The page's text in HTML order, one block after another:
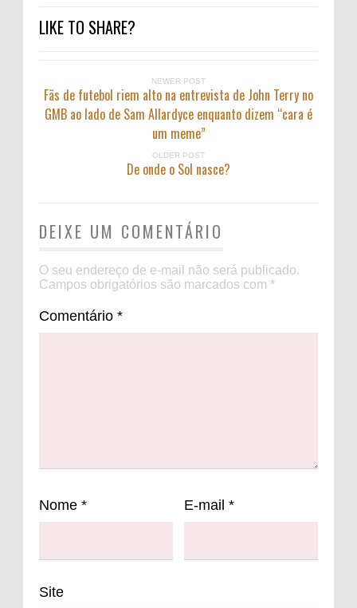
LIKE TO SHARE?
NEWER POST
Fãs de futebol riem alto na entrevista de John Terry no
GMB ao lado de Sam Allardyce enquanto dizem “cara é
um meme”
OLDER POST
De onde o Sol nasce?
DEIXE UM COMENTÁRIO
O seu endereço de e-mail não será publicado.
Campos obrigatórios são marcados com *
Comentário *
Nome * E-mail *
Site